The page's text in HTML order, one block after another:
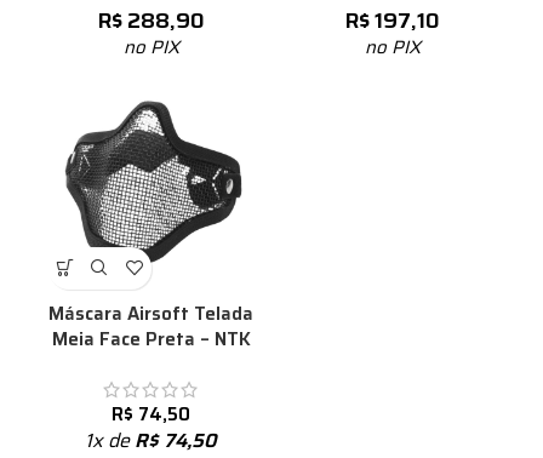
R$288,90
no PIX
R$197,10
no PIX
Máscara Airsoft Telada
Meia Face Preta – NTK
R$ 74,50
1x deR$74,50